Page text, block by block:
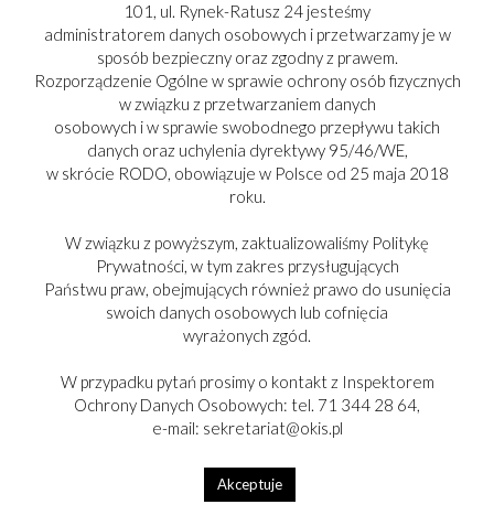
XXIX OGÓLNOPOLSKI FESTIWAL FILMÓW
KOMEDIOWYCH W LUBOMIERZU
Dołącz do nas 5–9 sierpnia 2026 roku na XXIX Ogólnopolskim
Festiwalu Filmów Komediowych w Lubomierzu i świętuj 60-lecie
kultowych „Samych swoich”! Czekają na Ciebie wyjątkowe
projekcje, spotkania z gwiazdami oraz koncerty Blue Cafe i Bad
Boys Blue – sprawdź program i zaplanuj weekend!
101, ul. Rynek-Ratusz 24 jesteśmy
administratorem danych osobowych i przetwarzamy je w
sposób bezpieczny oraz zgodny z prawem.
Rozporządzenie Ogólne w sprawie ochrony osób fizycznych
w związku z przetwarzaniem danych
osobowych i w sprawie swobodnego przepływu takich
danych oraz uchylenia dyrektywy 95/46/WE,
w skrócie RODO, obowiązuje w Polsce od 25 maja 2018
roku.
W związku z powyższym, zaktualizowaliśmy Politykę
Prywatności, w tym zakres przysługujących
Państwu praw, obejmujących również prawo do usunięcia
swoich danych osobowych lub cofnięcia
wyrażonych zgód.
W przypadku pytań prosimy o kontakt z Inspektorem
Ochrony Danych Osobowych: tel. 71 344 28 64,
e-mail: sekretariat@okis.pl
Akceptuje